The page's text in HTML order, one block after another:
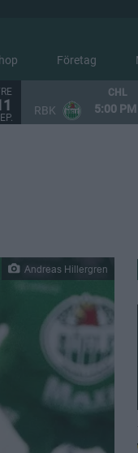
Företag
CHL
RBK 5:00 PM
Andreas Hillergren